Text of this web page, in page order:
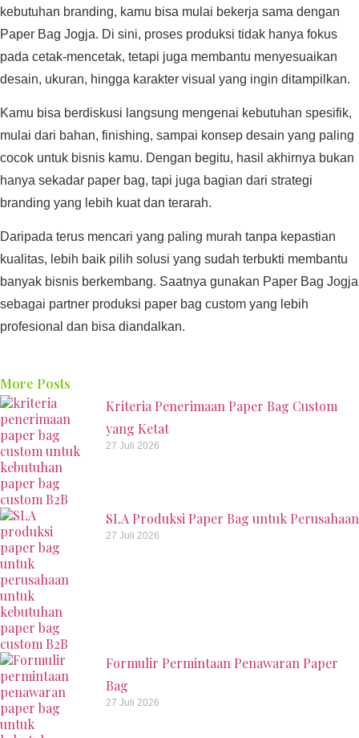
kebutuhan branding, kamu bisa mulai bekerja sama dengan
Paper Bag Jogja. Di sini, proses produksi tidak hanya fokus
pada cetak-mencetak, tetapi juga membantu menyesuaikan
desain, ukuran, hingga karakter visual yang ingin ditampilkan.
Kamu bisa berdiskusi langsung mengenai kebutuhan spesifik,
mulai dari bahan, finishing, sampai konsep desain yang paling
cocok untuk bisnis kamu. Dengan begitu, hasil akhirnya bukan
hanya sekadar paper bag, tapi juga bagian dari strategi
branding yang lebih kuat dan terarah.
Daripada terus mencari yang paling murah tanpa kepastian
kualitas, lebih baik pilih solusi yang sudah terbukti membantu
banyak bisnis berkembang. Saatnya gunakan Paper Bag Jogja
sebagai partner produksi paper bag custom yang lebih
profesional dan bisa diandalkan.
More Posts
Kriteria Penerimaan Paper Bag Custom
yang Ketat
27 Juli 2026
SLA Produksi Paper Bag untuk Perusahaan
27 Juli 2026
Formulir Permintaan Penawaran Paper
Bag
27 Juli 2026